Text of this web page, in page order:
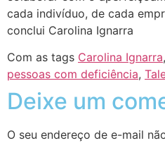
cada indivíduo, de cada
conclui Carolina Ignarra
Com as tags Carolina Ignarra,
pessoas com deficiência,
Deixe um
O seu endereço de e-mail